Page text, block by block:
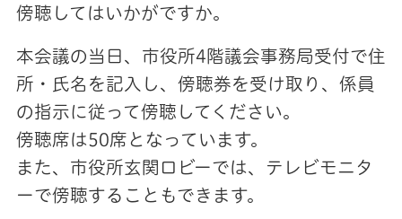
傍聴してはいかがですか。
本会議の当日、市役所4階議会事務局受付で住
所・氏名を記入し、傍聴券を受け取り、係員
の指示に従って傍聴してください。
傍聴席は50席となっています。
また、市役所玄関ロビーでは、テレビモニタ
ーで傍聴することもできます。